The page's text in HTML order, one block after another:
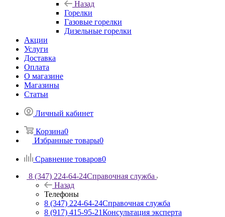
Назад
Горелки
Газовые горелки
Дизельные горелки
Акции
Услуги
Доставка
Оплата
О магазине
Магазины
Статьи
Личный кабинет
Корзина0
Избранные товары0
Сравнение товаров0
8 (347) 224-64-24Справочная служба
Назад
Телефоны
8 (347) 224-64-24Справочная служба
8 (917) 415-95-21Консультация эксперта